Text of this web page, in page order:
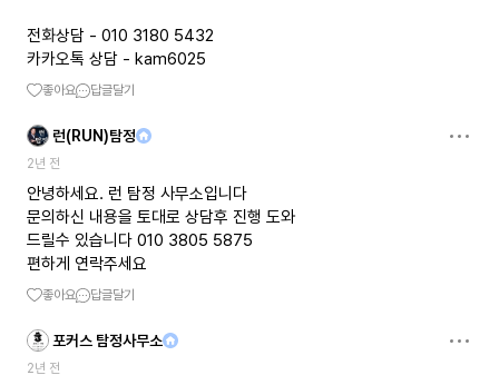
전화상담 - 010 3180 5432
카카오톡 상담 - kam6025
좋아요 답글달기
런(RUN)탐정
2년 전
안녕하세요. 런 탐정 사무소입니다
문의하신 내용을 토대로 상담후 진행 도와
드릴수 있습니다 010 3805 5875
편하게 연락주세요
좋아요 답글달기
포커스 탐정사무소
2년 전